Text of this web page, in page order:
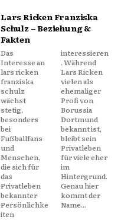
Lars Ricken Franziska
Schulz – Beziehung &
Fakten
Das
Interesse an
lars ricken
franziska
schulz
wächst
stetig,
besonders
bei
Fußballfans
und
Menschen,
die sich für
das
Privatleben
bekannter
Persönlichke
iten
interessieren
. Während
Lars Ricken
vielen als
ehemaliger
Profi von
Borussia
Dortmund
bekannt ist,
bleibt sein
Privatleben
für viele eher
im
Hintergrund.
Genau hier
kommt der
Name...